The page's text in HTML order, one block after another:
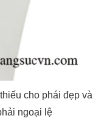
cho phái đẹp và
ngoại lệ